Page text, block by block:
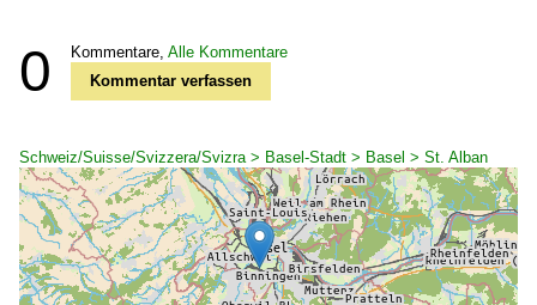
0 Kommentare, Alle Kommentare
Kommentar verfassen
Schweiz/Suisse/Svizzera/Svizra > Basel-Stadt > Basel > St. Alban